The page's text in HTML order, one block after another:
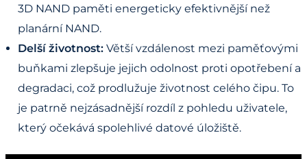
3D NAND paměti energeticky efektivnější než
planární NAND.
Delší životnost: Větší vzdálenost mezi paměťovými
buňkami zlepšuje jejich odolnost proti opotřebení a
degradaci, což prodlužuje životnost celého čipu. To
je patrně nejzásadnější rozdíl z pohledu uživatele,
který očekává spolehlivé datové úložiště.